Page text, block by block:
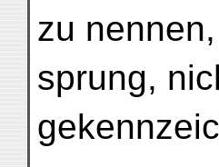
zu
sprung,